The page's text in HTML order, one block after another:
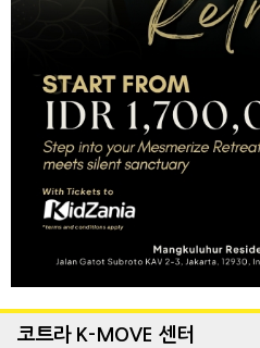
코트라 K-MOVE 센터